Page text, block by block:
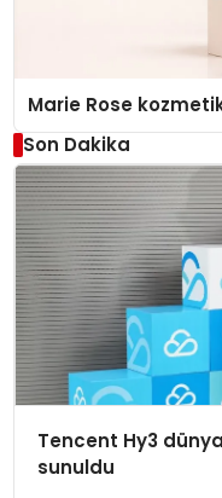
Marie Rose
Son Dakika
Tencent Hy3
sunuldu